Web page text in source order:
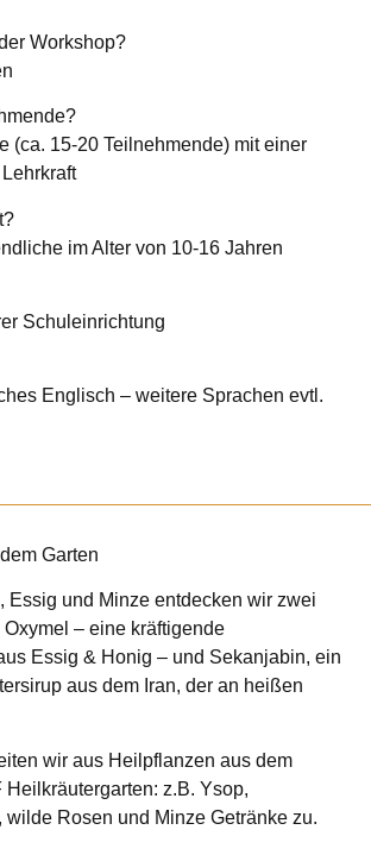
Workshop?
(ca. 15-20 Teilnehmende) mit einer
im Alter von 10-16 Jahren
Schuleinrichtung
Englisch – weitere Sprachen evtl.
Garten
Essig und Minze entdecken wir zwei
– eine kräftigende
Essig & Honig – und Sekanjabin, ein
aus dem Iran, der an heißen
wir aus Heilpflanzen aus dem
z.B. Ysop,
Rosen und Minze Getränke zu.